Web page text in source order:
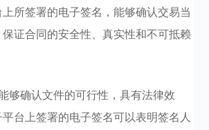
所签署的电子签名，能够确认交易当
证合同的安全性、真实性和不可抵赖
够确认文件的可行性，具有法律效
台上签署的电子签名可以表明签名人